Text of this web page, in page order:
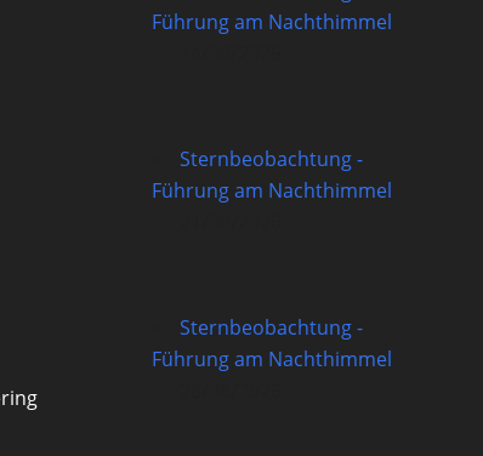
Führung am Nachthimmel
Sternbeobachtung -
Führung am Nachthimmel
Sternbeobachtung -
Führung am Nachthimmel